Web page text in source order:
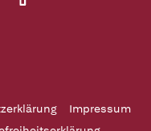
Impressum